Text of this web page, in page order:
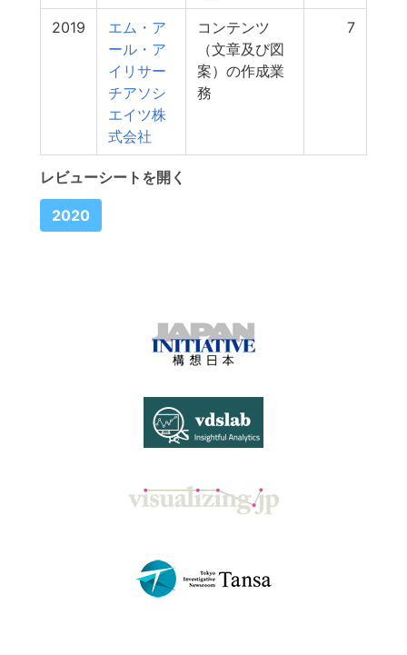
2019
エム・ア
ール・ア
イリサー
チアソシ
エイツ株
式会社
コンテンツ
（文章及び図
案）の作成業
務
7
レビューシートを開く
2020